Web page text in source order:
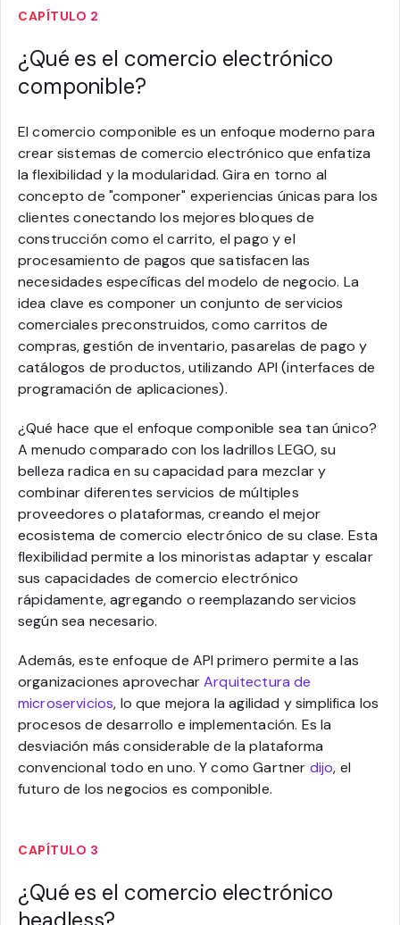
CAPÍTULO 2
¿Qué es el comercio electrónico
componible?
El comercio componible es un enfoque moderno para
crear sistemas de comercio electrónico que enfatiza
la flexibilidad y la modularidad. Gira en torno al
concepto de "componer" experiencias únicas para los
clientes conectando los mejores bloques de
construcción como el carrito, el pago y el
procesamiento de pagos que satisfacen las
necesidades específicas del modelo de negocio. La
idea clave es componer un conjunto de servicios
comerciales preconstruidos, como carritos de
compras, gestión de inventario, pasarelas de pago y
catálogos de productos, utilizando API (interfaces de
programación de aplicaciones).
¿Qué hace que el enfoque componible sea tan único?
A menudo comparado con los ladrillos LEGO, su
belleza radica en su capacidad para mezclar y
combinar diferentes servicios de múltiples
proveedores o plataformas, creando el mejor
ecosistema de comercio electrónico de su clase. Esta
flexibilidad permite a los minoristas adaptar y escalar
sus capacidades de comercio electrónico
rápidamente, agregando o reemplazando servicios
según sea necesario.
Además, este enfoque de API primero permite a las
organizaciones aprovecharArquitectura de
microservicios, lo que mejora la agilidad y simplifica los
procesos de desarrollo e implementación. Es la
desviación más considerable de la plataforma
convencional todo en uno. Y como Gartner dijo, el
futuro de los negocios es componible.
CAPÍTULO 3
¿Qué es el comercio electrónico